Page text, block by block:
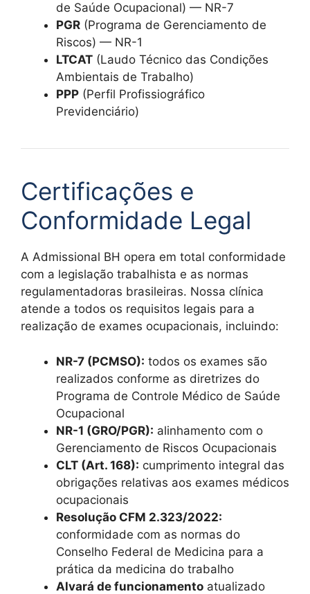
de Saúde Ocupacional) — NR-7
PGR (Programa de Gerenciamento de
Riscos) — NR-1
LTCAT (Laudo Técnico das Condições
Ambientais de Trabalho)
PPP (Perfil Profissiográfico
Previdenciário)
Certificações e
Conformidade Legal
A Admissional BH opera em total conformidade
com a legislação trabalhista e as normas
regulamentadoras brasileiras. Nossa clínica
atende a todos os requisitos legais para a
realização de exames ocupacionais, incluindo:
NR-7 (PCMSO): todos os exames são
realizados conforme as diretrizes do
Programa de Controle Médico de Saúde
Ocupacional
NR-1 (GRO/PGR): alinhamento com o
Gerenciamento de Riscos Ocupacionais
CLT (Art. 168): cumprimento integral das
obrigações relativas aos exames médicos
ocupacionais
Resolução CFM 2.323/2022:
conformidade com as normas do
Conselho Federal de Medicina para a
prática da medicina do trabalho
Alvará de funcionamento atualizado